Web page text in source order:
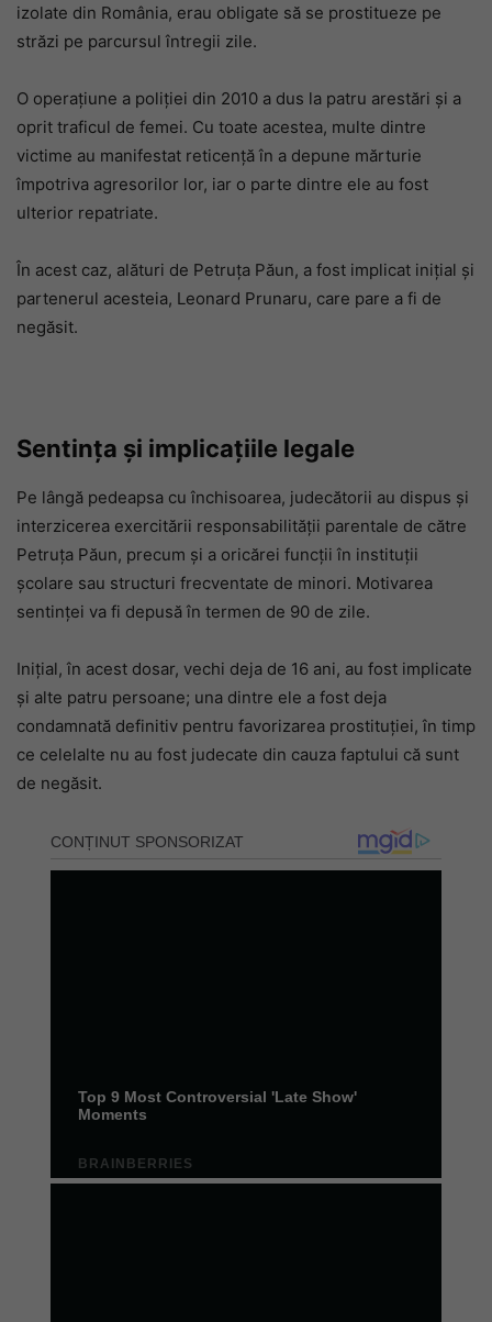
izolate din România, erau obligate să se prostitueze pe
străzi pe parcursul întregii zile.
O operațiune a poliției din 2010 a dus la patru arestări și a
oprit traficul de femei. Cu toate acestea, multe dintre
victime au manifestat reticență în a depune mărturie
împotriva agresorilor lor, iar o parte dintre ele au fost
ulterior repatriate.
În acest caz, alături de Petruța Păun, a fost implicat inițial și
partenerul acesteia, Leonard Prunaru, care pare a fi de
negăsit.
Sentința și implicațiile legale
Pe lângă pedeapsa cu închisoarea, judecătorii au dispus și
interzicerea exercitării responsabilității parentale de către
Petruța Păun, precum și a oricărei funcții în instituții
școlare sau structuri frecventate de minori. Motivarea
sentinței va fi depusă în termen de 90 de zile.
Inițial, în acest dosar, vechi deja de 16 ani, au fost implicate
și alte patru persoane; una dintre ele a fost deja
condamnată definitiv pentru favorizarea prostituției, în timp
ce celelalte nu au fost judecate din cauza faptului că sunt
de negăsit.